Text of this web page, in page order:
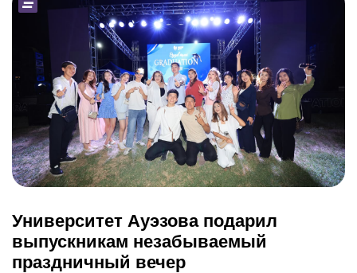
Университет Ауэзова подарил
выпускникам незабываемый
праздничный вечер